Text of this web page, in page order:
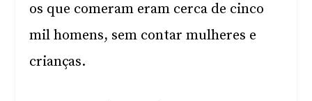
os que comeram eram cerca de cinco
mil homens, sem contar mulheres e
crianças.